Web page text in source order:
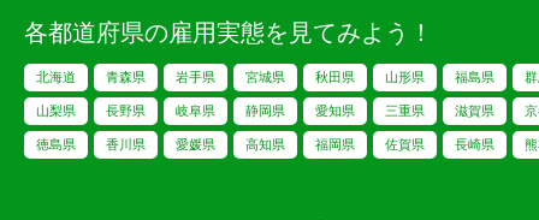
各都道府県の雇用実態を見てみよう！
北海道 青森県 岩手県 宮城県 秋田県 山形県 福島県
山梨県 長野県 岐阜県 静岡県 愛知県 三重県 滋賀県
徳島県 香川県 愛媛県 高知県 福岡県 佐賀県 長崎県